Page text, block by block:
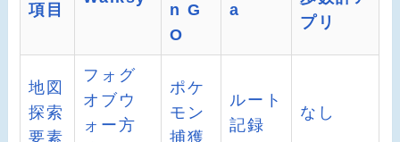
項目
n G
O
a
プリ
地図
探索
要素
フォグ
オブウ
ォー方
ポケ
モン
捕獲
ルート
記録
なし